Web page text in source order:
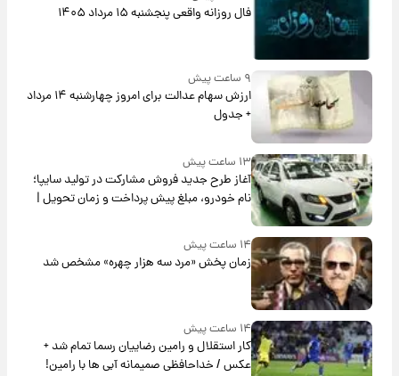
فال روزانه واقعی پنجشنبه ۱۵ مرداد ۱۴۰۵
۹ ساعت پیش
ارزش سهام عدالت برای امروز چهارشنبه ۱۴ مرداد
+ جدول
۱۳ ساعت پیش
آغاز طرح جدید فروش مشارکت در تولید سایپا؛
نام خودرو، مبلغ پیش پرداخت و زمان تحویل |
سود مشارکت چند درصد است؟
۱۴ ساعت پیش
زمان پخش «مرد سه هزار چهره» مشخص شد
۱۴ ساعت پیش
کار استقلال و رامین رضاییان رسما تمام شد +
عکس / خداحافظی صمیمانه آبی ها با رامین!